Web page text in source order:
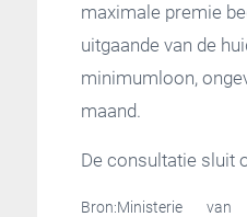
maximale premie
uitgaande van de
minimumloon,
maand.
De consultatie sluit
Bron:Ministerie